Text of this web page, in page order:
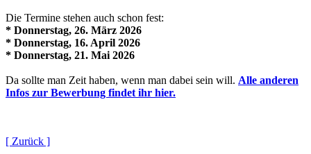
Die Termine stehen auch schon fest:
* Donnerstag, 26. März 2026
* Donnerstag, 16. April 2026
* Donnerstag, 21. Mai 2026
Da sollte man Zeit haben, wenn man dabei sein will. Alle anderen
Infos zur Bewerbung findet ihr hier.
[ Zurück ]